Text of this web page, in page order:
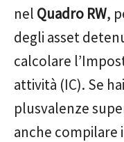
nel Quadro RW,
degli asset
calcolare
attività (IC). Se
plusvalenze
anche compilare